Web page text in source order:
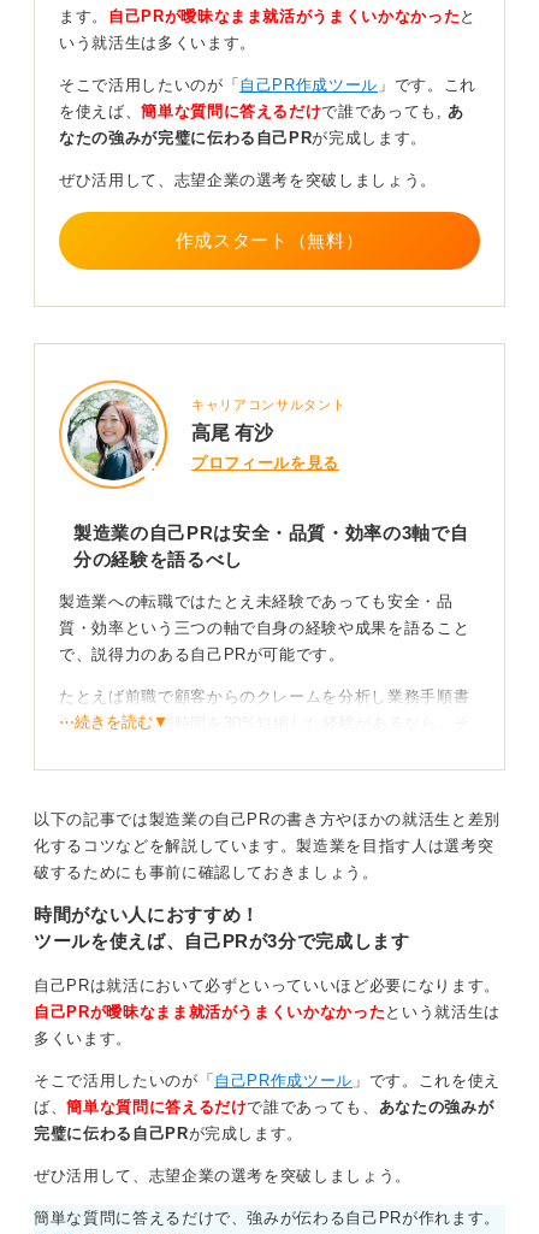
製造業の職種の業務を深掘りして自分の強みとつな
たとえば過去の職務で培った課題解決能力や品質管理の
経験を、製造業において「世の中にないものを生み出
す」という創造的なプロセスにどのように活かしたいか
製造業は困難な技術課題をクリアし、新しい製品を生み
出す喜びがある分野です。
あなたのものづくりへの情熱や課題を乗り越える意欲を
即戦力でなくてもあなたの情熱とこれまでの経験で培っ
た課題解決能力が、製造業でどのように貢献できるかを
具体的に示すことであなたのポテンシャルを効果的に伝
わるはずですよ。
0
ます。 自己PRが曖昧なまま就活がうまくいかなかった と
いう就活生は多くいます。
そこで活用したいのが「 自己PR作成ツール 」です。これ
を使えば、簡単な質問に答えるだけで誰であっても, あ
なたの強みが完璧に伝わる自己PRが完成します。
ぜひ活用して、志望企業の選考を突破しましょう。
作成スタート（無料）
キャリアコンサルタント
高尾 有沙
プロフィールを見る
製造業の自己PRは安全・品質・効率の3軸で自
分の経験を語るべし
製造業への転職ではたとえ未経験であっても安全・品
質・効率という三つの軸で自身の経験や成果を語ること
で、説得力のある自己PRが可能です。
たとえば前職で顧客からのクレームを分析し業務手順書
を改訂して処理時間を30%短縮した経験があるなら、そ
と安全の向上につなげた」と言い換え、改善ストーリー
あなたの経験を、製造業の言葉に翻訳するのです。
現場主義の姿勢を示して貢献意欲をアピールしよ
その際自ら現場に足を運びヒアリングを重ねて課題を発
の姿勢が伝わる良いアピールになります。
最後に「製造現場でも異常を定量的にとらえ改善策を関
たい」と着地させれば即戦力としての期待と成長意欲の
⋯続きを読む▼
以下の記事では製造業の自己PRの書き方やほかの就活生と差別
化するコツなどを解説しています。製造業を目指す人は選考突
破するためにも事前に確認しておきましょう。
時間がない人におすすめ！
ツールを使えば、自己PRが3分で完成します
自己PRは就活において必ずといっていいほど必要になります。
自己PRが曖昧なまま就活がうまくいかなかった という就活生は
多くいます。
そこで活用したいのが「 自己PR作成ツール 」です。これを使え
ば、簡単な質問に答えるだけで誰であっても、 あなたの強みが
完璧に伝わる自己PRが完成します。
ぜひ活用して、志望企業の選考を突破しましょう。
簡単な質問に答えるだけで、強みが伝わる自己PRが作れます。